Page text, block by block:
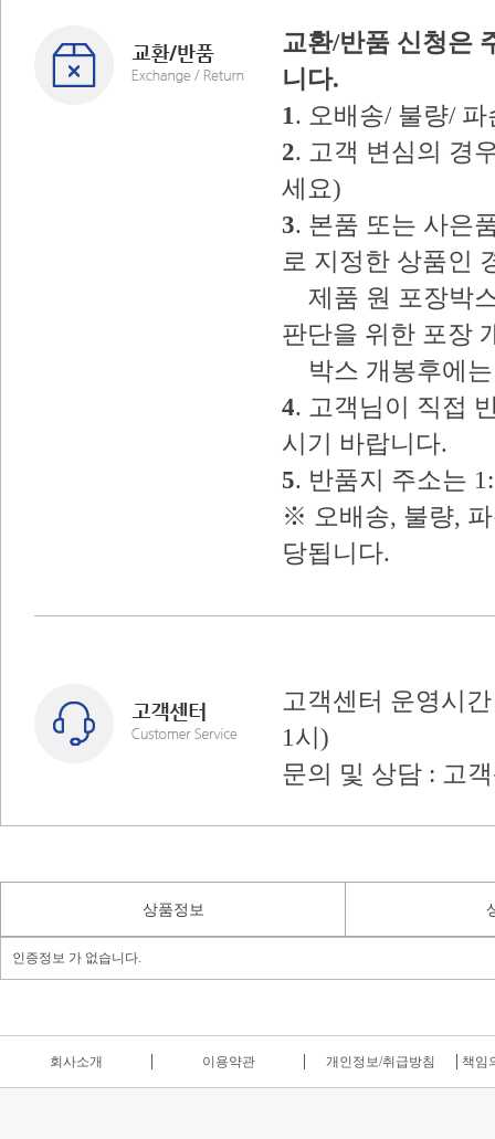
교환/반품 신청은
니다.
1. 오배송/ 불량/
2. 고객 변심의 경
세요)
3. 본품 또는 사은
로 지정한 상품인
제품 원 포장박
판단을 위한 포장
박스 개봉후에는
4. 고객님이 직접
시기 바랍니다.
5. 반품지 주소는
※ 오배송, 불량,
당됩니다.
고객센터 운영시
1시)
문의 및 상담 : 고
상품정보
인증정보 가 없습니다.
회사소개 이용약관 개인정보/취급방침 책임